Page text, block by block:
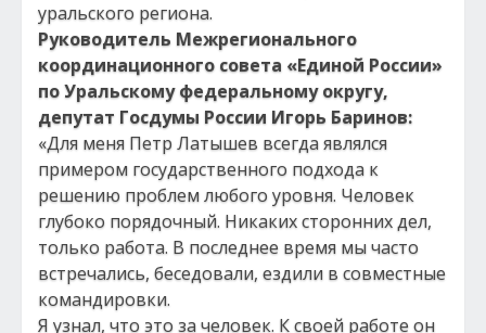
уральского региона.
Руководитель Межрегионального
координационного совета «Единой России»
по Уральскому федеральному округу,
депутат Госдумы России Игорь Баринов:
«Для меня Петр Латышев всегда являлся
примером государственного подхода к
решению проблем любого уровня. Человек
глубоко порядочный. Никаких сторонних дел,
только работа. В последнее время мы часто
встречались, беседовали, ездили в совместные
командировки.
Я узнал, что это за человек. К своей работе он